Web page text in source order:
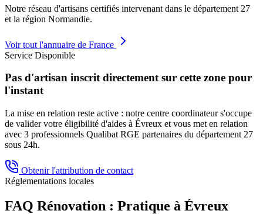
Notre réseau d'artisans certifiés intervenant dans le département 27
et la région Normandie.
Voir tout l'annuaire de France
Service Disponible
Pas d'artisan inscrit directement sur cette zone pour
l'instant
La mise en relation reste active : notre centre coordinateur s'occupe
de valider votre éligibilité d'aides à Évreux et vous met en relation
avec 3 professionnels Qualibat RGE partenaires du département 27
sous 24h.
Obtenir l'attribution de contact
Réglementations locales
FAQ Rénovation : Pratique à Évreux